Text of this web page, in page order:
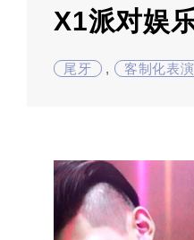
X1派对娱
尾牙 , 客制化表演